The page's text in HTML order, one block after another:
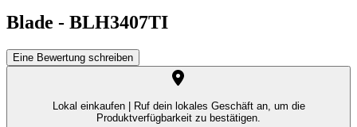
Blade - BLH3407TI
Eine Bewertung schreiben
Lokal einkaufen |
Ruf dein lokales Geschäft an, um die
Produktverfügbarkeit zu bestätigen.